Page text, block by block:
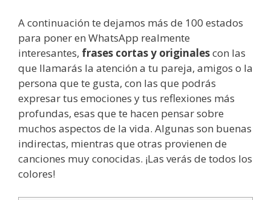
A continuación te dejamos más de 100 estados
para poner en WhatsApp realmente
interesantes, frases cortas y originalescon las
que llamarás la atención a tu pareja, amigos o la
persona que te gusta, con las que podrás
expresar tus emociones y tus reflexiones más
profundas, esas que te hacen pensar sobre
muchos aspectos de la vida. Algunas son buenas
indirectas, mientras que otras provienen de
canciones muy conocidas. ¡Las verás de todos los
colores!